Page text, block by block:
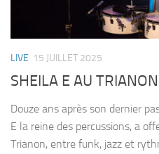
LIVE 15 JUILLET 2025
SHEILA E AU TRIANON
Douze ans après son dernier
E la reine des percussions, a
Trianon, entre funk, jazz et